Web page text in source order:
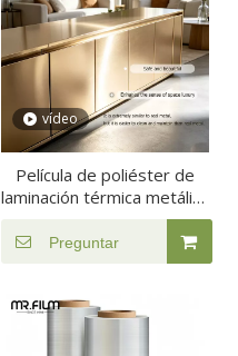
vídeo
Película de poliéster de
laminación térmica metálica
dorada/plateada
Preguntar